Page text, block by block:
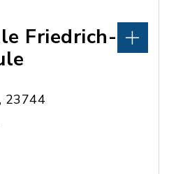
Friedrich-
23744